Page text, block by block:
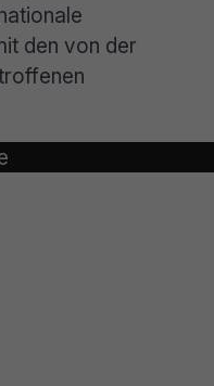
den von der